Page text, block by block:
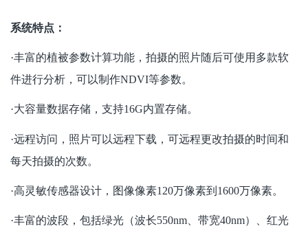
系统特点：
·丰富的植被参数计算功能，拍摄的照片随后可使用多款软
件进行分析，可以制作NDVI等参数。
·大容量数据存储，支持16G内置存储。
·远程访问，照片可以远程下载，可远程更改拍摄的时间和
每天拍摄的次数。
·高灵敏传感器设计，图像像素120万像素到1600万像素。
·丰富的波段，包括绿光（波长550nm、带宽40nm）、红光